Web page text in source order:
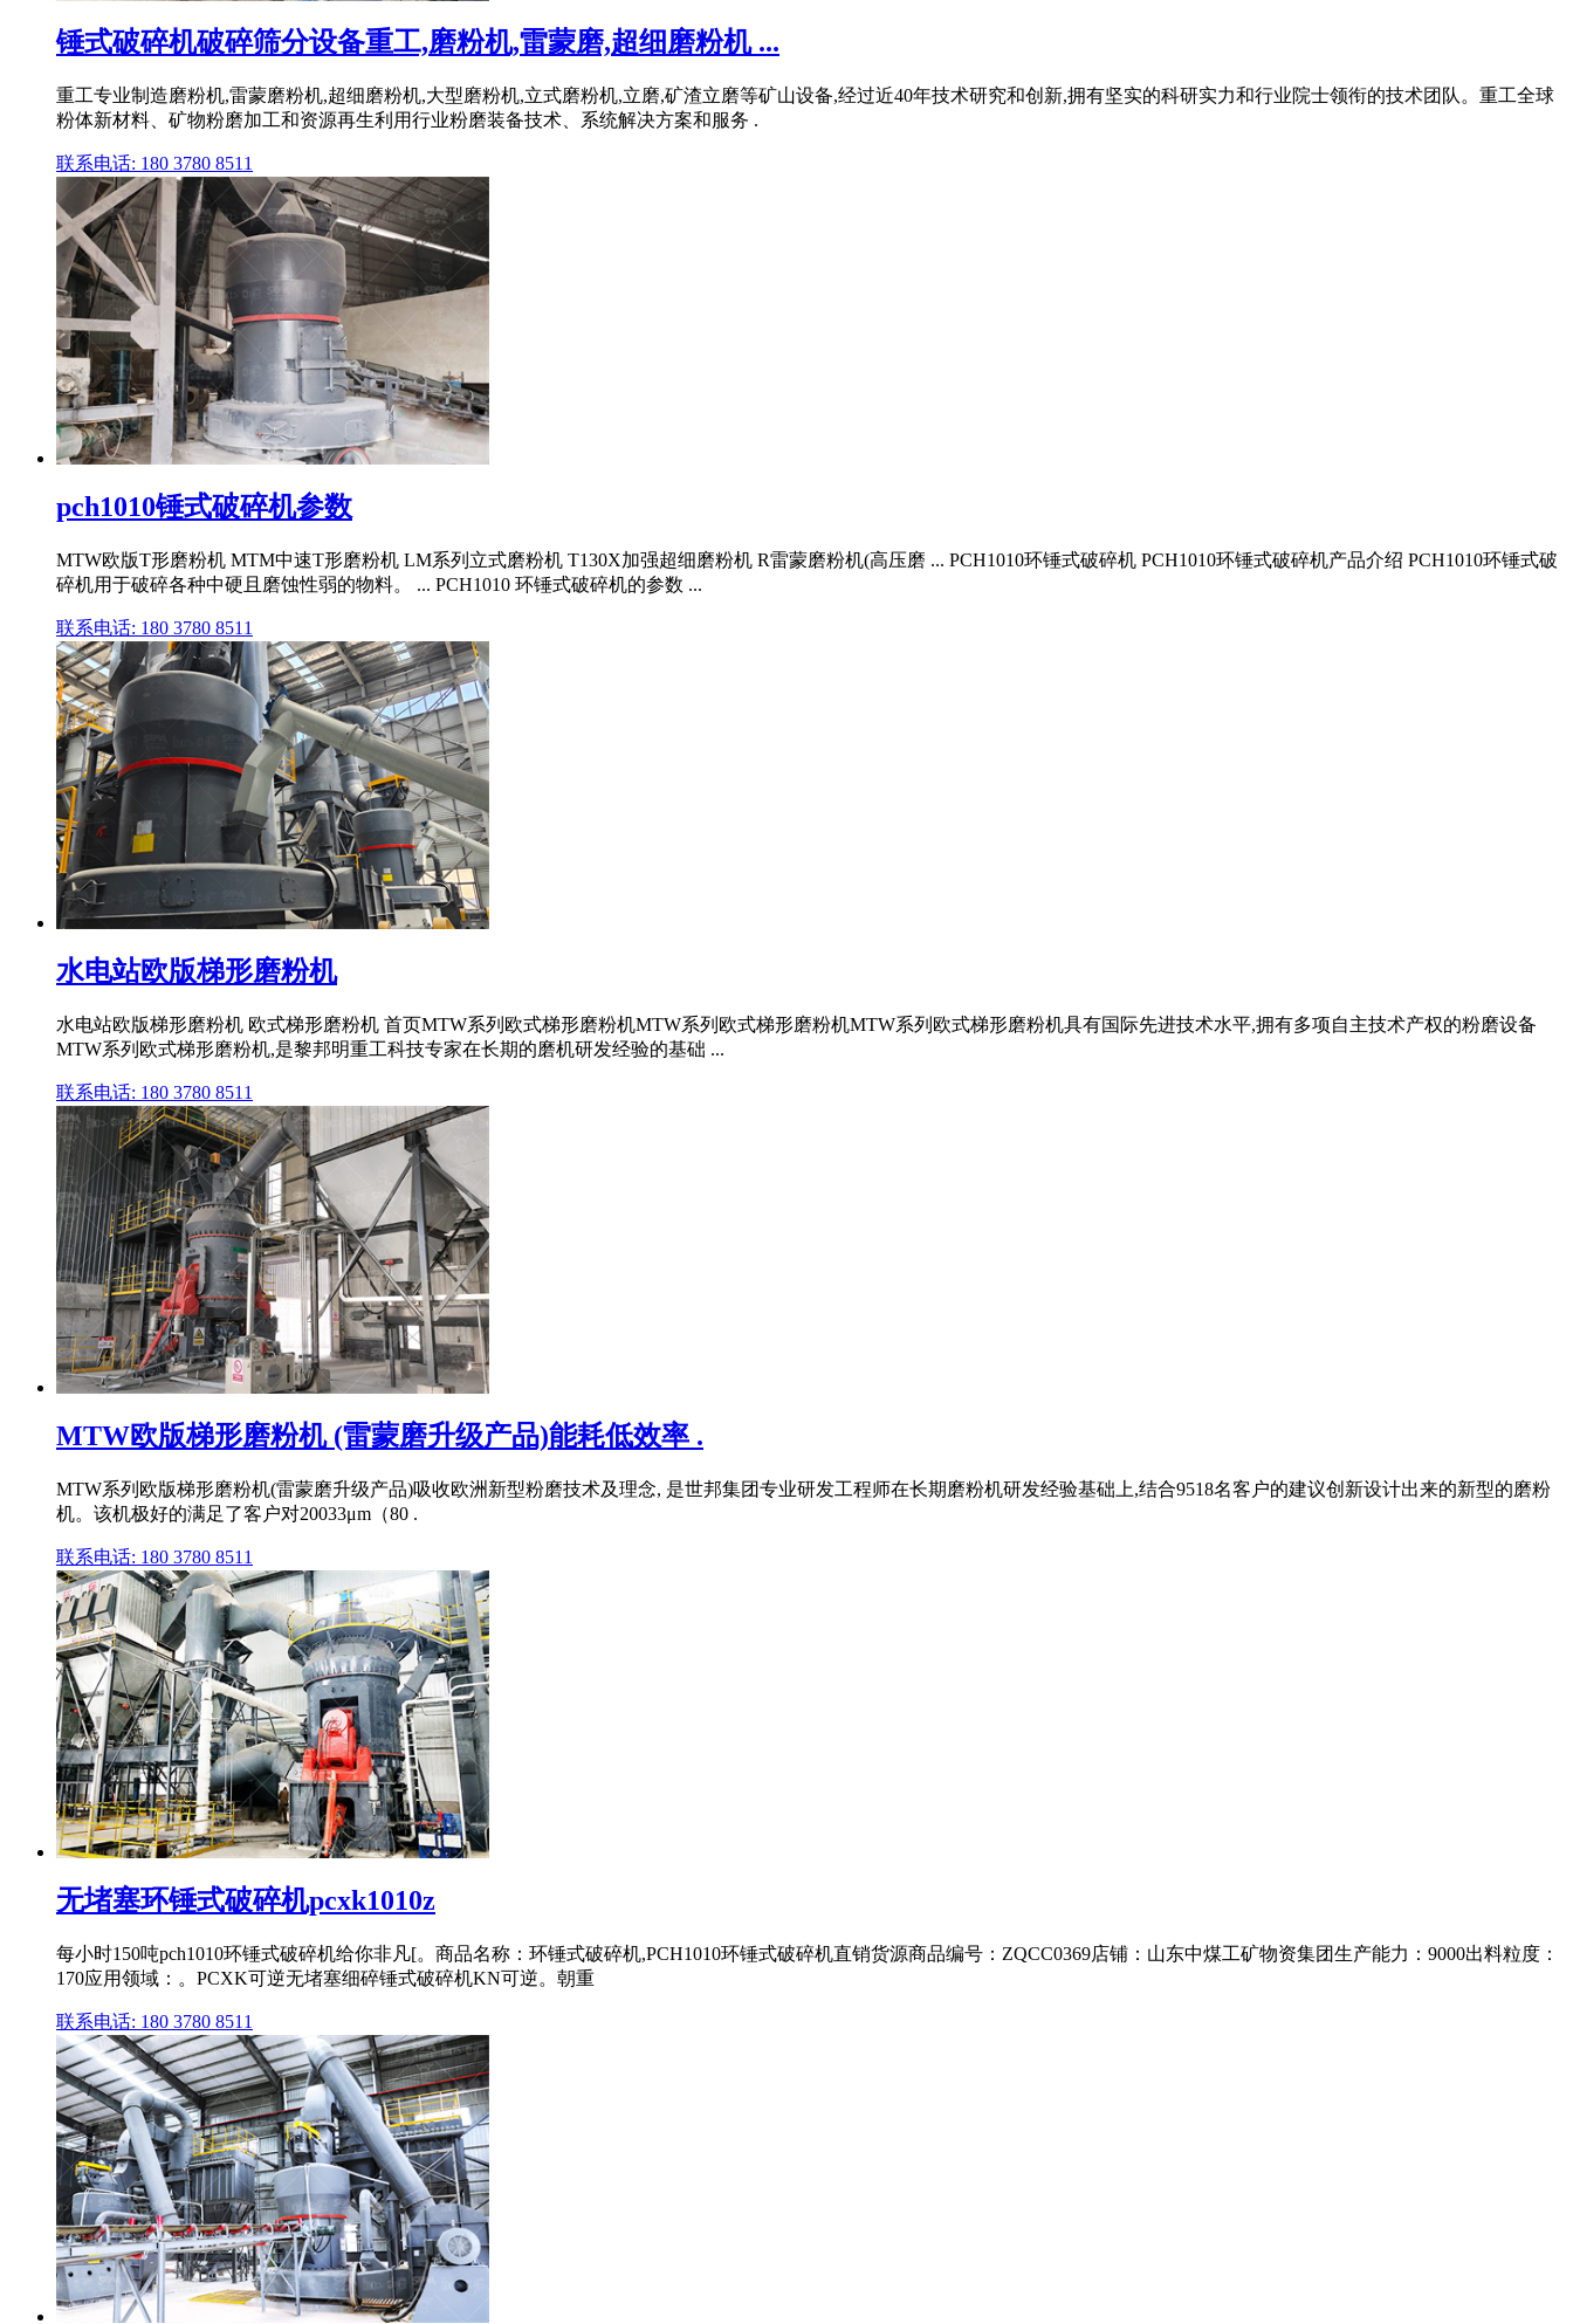
锤式破碎机破碎筛分设备重工,磨粉机,雷蒙磨,超细磨粉机 ...
重工专业制造磨粉机,雷蒙磨粉机,超细磨粉机,大型磨粉机,立式磨粉机,立磨,矿渣立磨等矿山设备,经过近40年技术研究和创新,拥有坚实的科研实力和行业院士领衔的技术团队。重工全球
粉体新材料、矿物粉磨加工和资源再生利用行业粉磨装备技术、系统解决方案和服务 .
联系电话: 180 3780 8511
pch1010锤式破碎机参数
MTW欧版T形磨粉机 MTM中速T形磨粉机 LM系列立式磨粉机 T130X加强超细磨粉机 R雷蒙磨粉机(高压磨 ... PCH1010环锤式破碎机 PCH1010环锤式破碎机产品介绍 PCH1010环锤式破
碎机用于破碎各种中硬且磨蚀性弱的物料。 ... PCH1010 环锤式破碎机的参数 ...
联系电话: 180 3780 8511
水电站欧版梯形磨粉机
水电站欧版梯形磨粉机 欧式梯形磨粉机 首页MTW系列欧式梯形磨粉机MTW系列欧式梯形磨粉机MTW系列欧式梯形磨粉机具有国际先进技术水平,拥有多项自主技术产权的粉磨设备
MTW系列欧式梯形磨粉机,是黎邦明重工科技专家在长期的磨机研发经验的基础 ...
联系电话: 180 3780 8511
MTW欧版梯形磨粉机 (雷蒙磨升级产品)能耗低效率 .
MTW系列欧版梯形磨粉机(雷蒙磨升级产品)吸收欧洲新型粉磨技术及理念, 是世邦集团专业研发工程师在长期磨粉机研发经验基础上,结合9518名客户的建议创新设计出来的新型的磨粉
机。该机极好的满足了客户对20033μm（80 .
联系电话: 180 3780 8511
无堵塞环锤式破碎机pcxk1010z
每小时150吨pch1010环锤式破碎机给你非凡[。商品名称：环锤式破碎机,PCH1010环锤式破碎机直销货源商品编号：ZQCC0369店铺：山东中煤工矿物资集团生产能力：9000出料粒度：
170应用领域：。PCXK可逆无堵塞细碎锤式破碎机KN可逆。朝重
联系电话: 180 3780 8511